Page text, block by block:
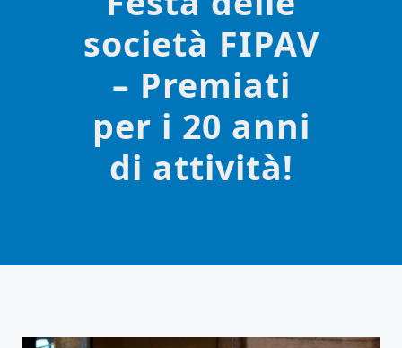
società FIPAV
– Premiati
per i 20 anni
di attività!